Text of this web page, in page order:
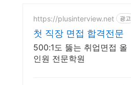
https://plusinterview.net 광고
첫 직장 면접 합격전문
500:1도 뚫는 취업면접 올
인원 전문학원